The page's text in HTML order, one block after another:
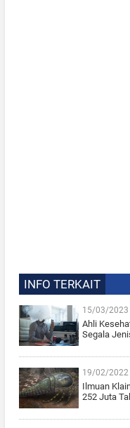
INFO TERKAIT
15/03/2023
Ahli
Segala
19/02/2022
Ilmuan
252 Juta